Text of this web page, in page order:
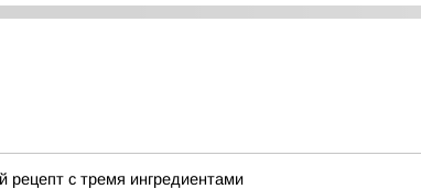
рецепт с тремя ингредиентами